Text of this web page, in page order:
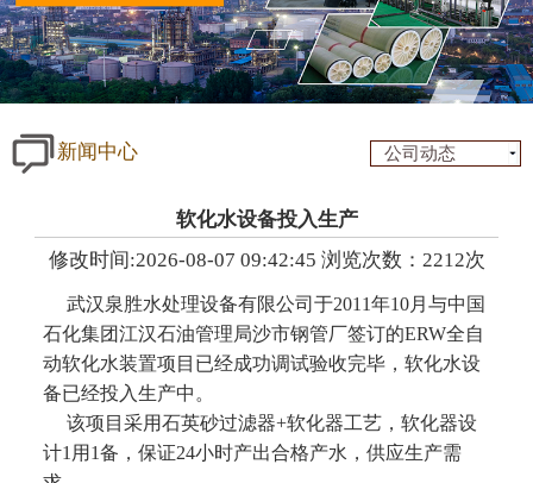
公司动态
新闻中心
软化水设备投入生产
修改时间:2026-08-07 09:42:45 浏览次数：2212次
武汉泉胜水处理设备有限公司于2011年10月与中国
石化集团江汉石油管理局沙市钢管厂签订的ERW全自
动软化水装置项目已经成功调试验收完毕，软化水设
备已经投入生产中。
该项目采用石英砂过滤器+软化器工艺，软化器设
计1用1备，保证24小时产出合格产水，供应生产需